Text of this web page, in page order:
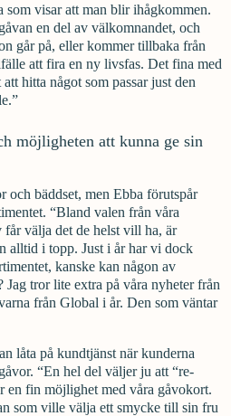
som visar att man blir ihågkommen.
en del av välkomnandet, och
går på, eller kommer tillbaka från
att fira en ny livsfas. Det fina med
hitta något som passar just den
möjligheten att kunna ge sin
och bäddset, men Ebba förutspår
“Bland valen från våra
välja det de helst vill ha, är
alltid i topp. Just i år har vi dock
kanske kan någon av
Jag tror lite extra på våra nyheter från
från Global i år. Den som väntar
låta på kundtjänst när kunderna
“En hel del väljer ju att “re-
en fin möjlighet med våra gåvokort.
som ville välja ett smycke till sin fru